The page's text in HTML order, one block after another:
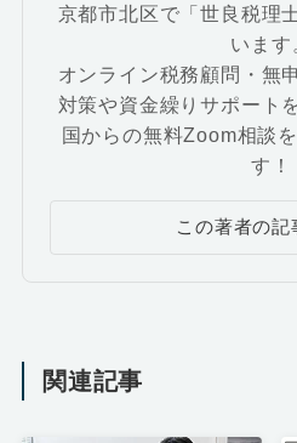
京都市北区で「世良税理
います
オンライン税務顧問・無
対策や資金繰りサポート
国からの無料Zoom相談
す！
この著者の記
関連記事